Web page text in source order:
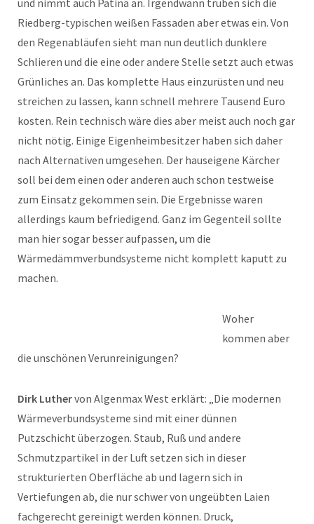
und nimmt auch Patina an. Irgendwann trüben sich die
Riedberg-typischen weißen Fassaden aber etwas ein. Von
den Regenabläufen sieht man nun deutlich dunklere
Schlieren und die eine oder andere Stelle setzt auch etwas
Grünliches an. Das komplette Haus einzurüsten und neu
streichen zu lassen, kann schnell mehrere Tausend Euro
kosten. Rein technisch wäre dies aber meist auch noch gar
nicht nötig. Einige Eigenheimbesitzer haben sich daher
nach Alternativen umgesehen. Der hauseigene Kärcher
soll bei dem einen oder anderen auch schon testweise
zum Einsatz gekommen sein. Die Ergebnisse waren
allerdings kaum befriedigend. Ganz im Gegenteil sollte
man hier sogar besser aufpassen, um die
Wärmedämmverbundsysteme nicht komplett kaputt zu
machen.
Woher
kommen aber
die unschönen Verunreinigungen?
Dirk Luthervon Algenmax West erklärt: „Die modernen
Wärmeverbundsysteme sind mit einer dünnen
Putzschicht überzogen. Staub, Ruß und andere
Schmutzpartikel in der Luft setzen sich in dieser
strukturierten Oberfläche ab und lagern sich in
Vertiefungen ab, die nur schwer von ungeübten Laien
fachgerecht gereinigt werden können. Druck,